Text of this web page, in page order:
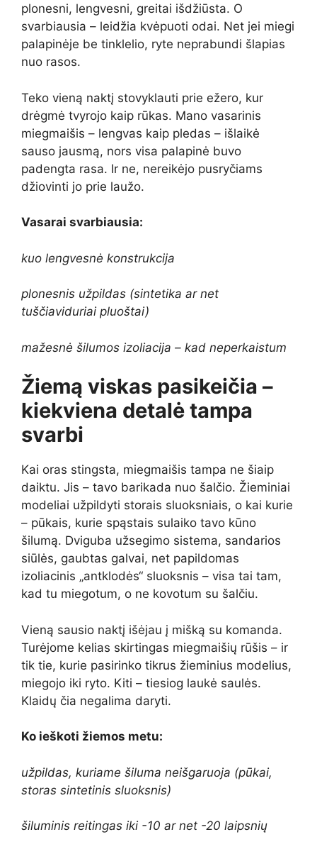
plonesni, lengvesni, greitai išdžiūsta. O
svarbiausia – leidžia kvėpuoti odai. Net jei miegi
palapinėje be tinklelio, ryte neprabundi šlapias
nuo rasos.
Teko vieną naktį stovyklauti prie ežero, kur
drėgmė tvyrojo kaip rūkas. Mano vasarinis
miegmaišis – lengvas kaip pledas – išlaikė
sauso jausmą, nors visa palapinė buvo
padengta rasa. Ir ne, nereikėjo pusryčiams
džiovinti jo prie laužo.
Vasarai svarbiausia:
kuo lengvesnė konstrukcija
plonesnis užpildas (sintetika ar net
tuščiaviduriai pluoštai)
mažesnė šilumos izoliacija – kad neperkaistum
Žiemą viskas pasikeičia –
kiekviena detalė tampa
svarbi
Kai oras stingsta, miegmaišis tampa ne šiaip
daiktu. Jis – tavo barikada nuo šalčio. Žieminiai
modeliai užpildyti storais sluoksniais, o kai kurie
– pūkais, kurie spąstais sulaiko tavo kūno
šilumą. Dviguba užsegimo sistema, sandarios
siūlės, gaubtas galvai, net papildomas
izoliacinis „antklodės“ sluoksnis – visa tai tam,
kad tu miegotum, o ne kovotum su šalčiu.
Vieną sausio naktį išėjau į mišką su komanda.
Turėjome kelias skirtingas miegmaišių rūšis – ir
tik tie, kurie pasirinko tikrus žieminius modelius,
miegojo iki ryto. Kiti – tiesiog laukė saulės.
Klaidų čia negalima daryti.
Ko ieškoti žiemos metu:
užpildas, kuriame šiluma neišgaruoja (pūkai,
storas sintetinis sluoksnis)
šiluminis reitingas iki -10 ar net -20 laipsnių